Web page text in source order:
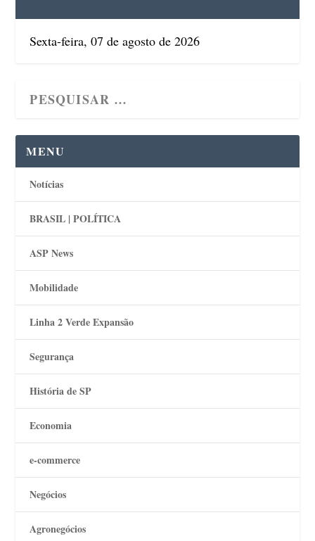
Sexta-feira, 07 de agosto de 2026
MENU
Notícias
BRASIL | POLÍTICA
ASP News
Mobilidade
Linha 2 Verde Expansão
Segurança
História de SP
Economia
e-commerce
Negócios
Agronegócios